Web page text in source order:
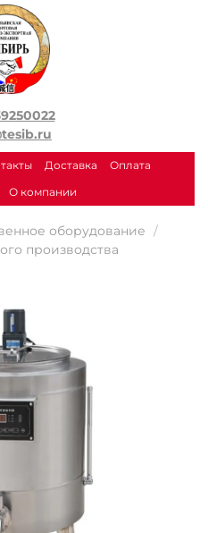
Доставка
Оплата
О компании
оборудование
производства